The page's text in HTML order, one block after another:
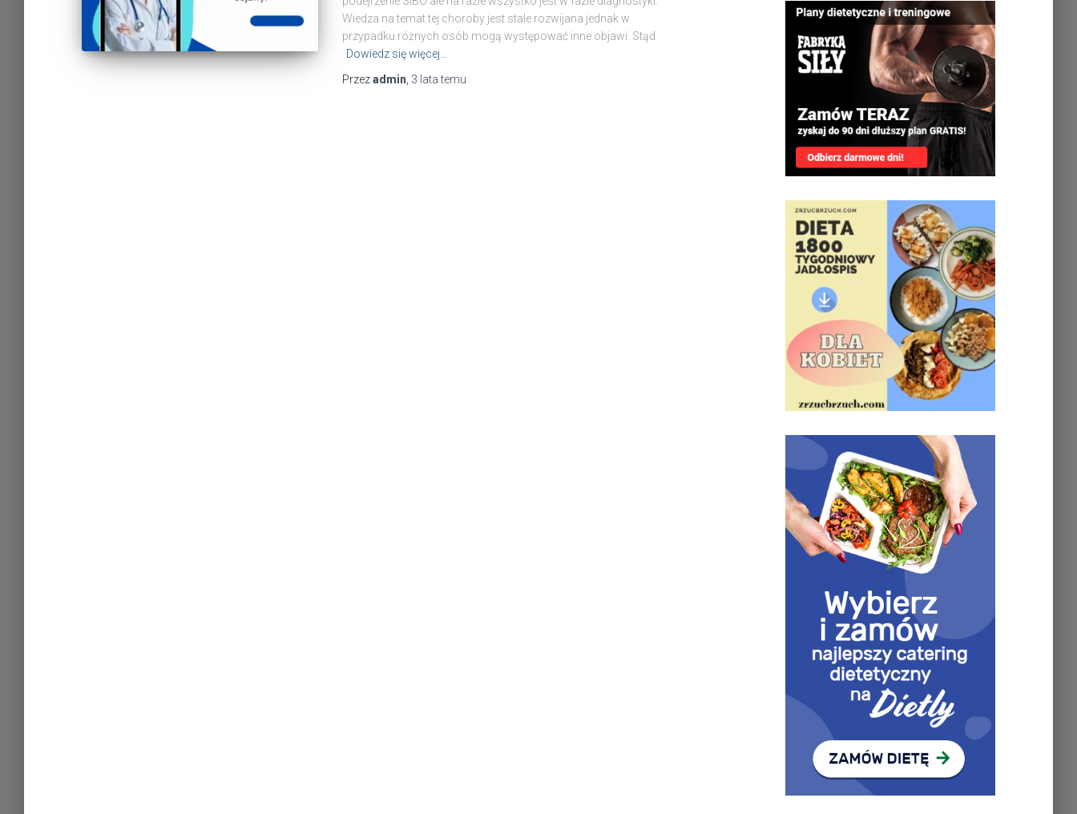
Wiedza na temat tej choroby jest stale rozwijana jednak w
przypadku różnych osób mogą występować inne objawi. Stąd
Dowiedz się więcej…
Przezadmin 3 latatemu